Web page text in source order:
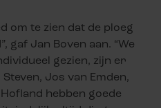
om te zien dat de ploeg
gaf Jan Boven aan. “We
gezien, zijn er
Jos van Emden,
hebben goede